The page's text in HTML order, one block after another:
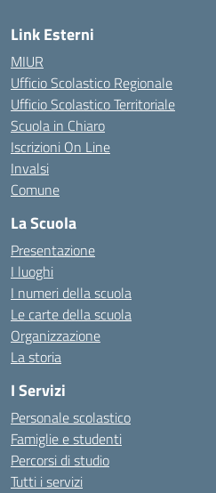
Link Esterni
MIUR
Ufficio Scolastico Regionale
Ufficio Scolastico Territoriale
Scuola in Chiaro
Iscrizioni On Line
Invalsi
Comune
La Scuola
Presentazione
I luoghi
I numeri della scuola
Le carte della scuola
Organizzazione
La storia
I Servizi
Personale scolastico
Famiglie e studenti
Percorsi di studio
Tutti i servizi